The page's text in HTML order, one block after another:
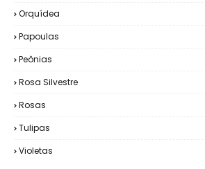
Orquídea
Papoulas
Peônias
Rosa Silvestre
Rosas
Tulipas
Violetas